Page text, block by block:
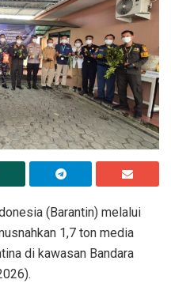
(Barantin) melalui
1,7 ton media
di kawasan Bandara